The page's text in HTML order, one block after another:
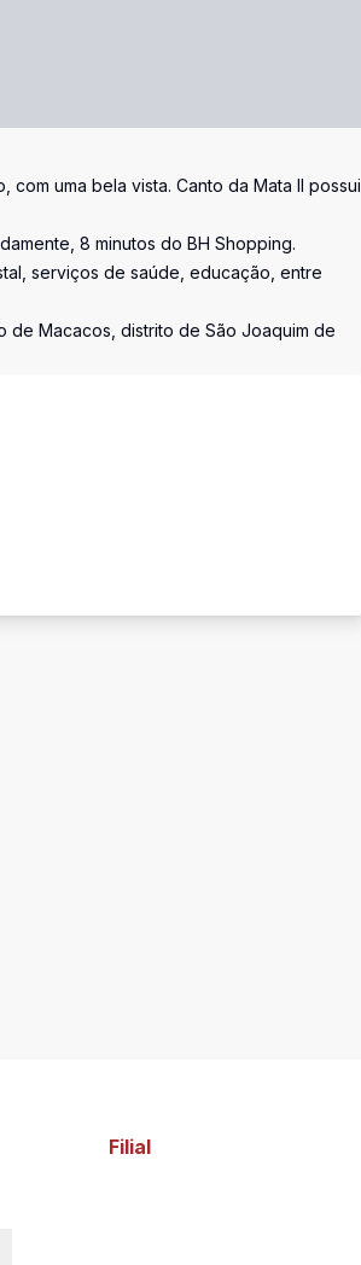
uma bela vista. Canto da Mata II possui
8 minutos do BH Shopping.
serviços de saúde, educação, entre
Macacos, distrito de São Joaquim de
Filial